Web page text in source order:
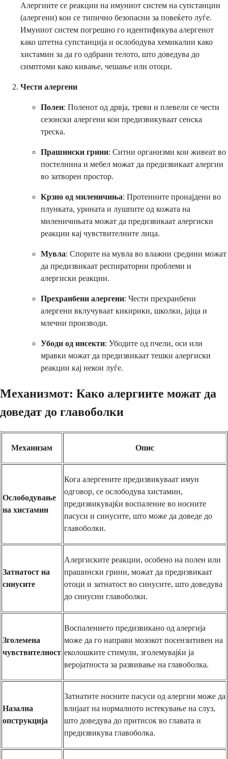
Алергиите се реакции на имуниот систем на супстанции
(алергени) кои се типично безопасни за повеќето луѓе.
Имуниот систем погрешно го идентификува алергенот
како штетна супстанција и ослободува хемикалии како
хистамин за да го одбрани телото, што доведува до
симптоми како кивање, чешање или отоци.
Чести алергени
Полен: Поленот од дрвја, треви и плевели се чести
сезонски алергени кои предизвикуваат сенска
треска.
Прашински грини: Ситни организми кои живеат во
постелнина и мебел можат да предизвикаат алергии
во затворен простор.
Крзно од миленичиња: Протеините пронајдени во
плунката, урината и лушпите од кожата на
миленичињата можат да предизвикаат алергиски
реакции кај чувствителните лица.
Мувла: Спорите на мувла во влажни средини можат
да предизвикаат респираторни проблеми и
алергиски реакции.
Прехранбени алергени: Чести прехранбени
алергени вклучуваат кикирики, школки, јајца и
млечни производи.
Убоди од инсекти: Убодите од пчели, оси или
мравки можат да предизвикаат тешки алергиски
реакции кај некои луѓе.
Механизмот: Како алергиите можат да
доведат до главоболки
Механизам Опис
Ослободување
на хистамин
Кога алергените предизвикуваат имун
одговор, се ослободува хистамин,
предизвикувајќи воспаление во носните
пасуси и синусите, што може да доведе до
главоболки.
Затнатост на
синусите
Алергиските реакции, особено на полен или
прашински грини, можат да предизвикаат
отоци и затнатост во синусите, што доведува
до синусни главоболки.
Зголемена
чувствителност
Воспалението предизвикано од алергија
може да го направи мозокот посензитивен на
еколошките стимули, зголемувајќи ја
веројатноста за развивање на главоболка.
Назална
опструкција
Затнатите носните пасуси од алергии може да
влијаат на нормалното истекување на слуз,
што доведува до притисок во главата и
предизвикува главоболка.